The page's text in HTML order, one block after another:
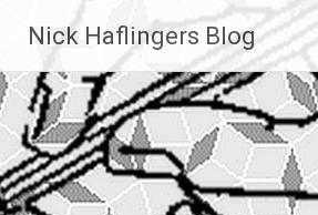
Inhalt
springen
Nick Haflingers Blog